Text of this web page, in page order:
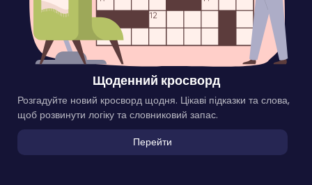
Щоденний кросворд
Розгадуйте новий кросворд щодня. Цікаві підказки та слова,
щоб розвинути логіку та словниковий запас.
Перейти